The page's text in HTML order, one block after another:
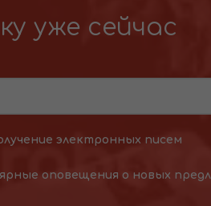
уже сейчас
электронных писем
оповещения о новых